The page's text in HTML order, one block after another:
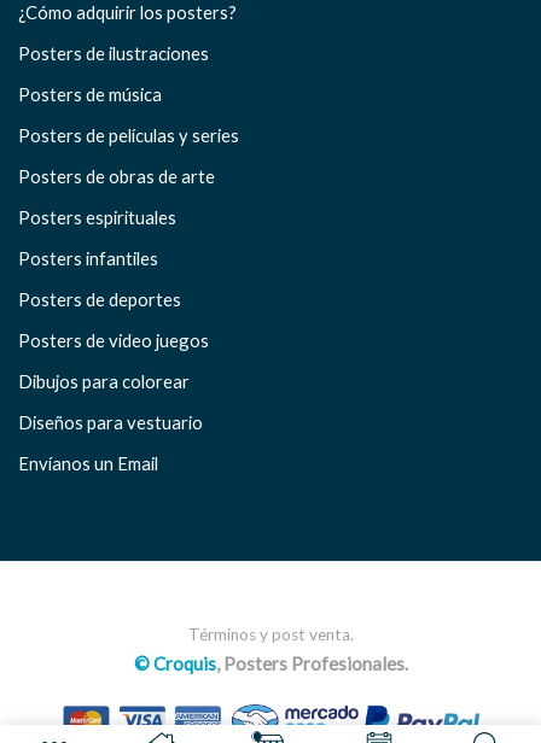
¿Cómo adquirir los posters?
Posters de ilustraciones
Posters de música
Posters de películas y series
Posters de obras de arte
Posters espirituales
Posters infantiles
Posters de deportes
Posters de video juegos
Dibujos para colorear
Diseños para vestuario
Envíanos un Email
Términos y post venta.
© Croquis, Posters Profesionales.